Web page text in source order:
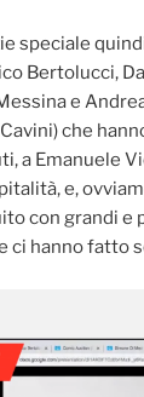
speciale
Bertolucci,
e
che
a Emanuele
e,
con grandi e
ci hanno fatto